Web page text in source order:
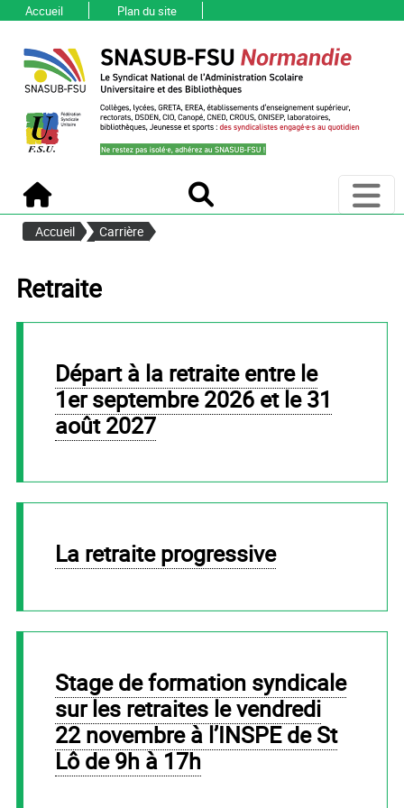
Accueil Plan du site
Accueil Recherche
Accueil Carrière
Retraite
Départ à la retraite entre le
1er septembre 2026 et le 31
août 2027
La retraite progressive
stage de formation syndicale
sur les retraites le vendredi
22 novembre à l’INSPE de St
Lô de 9h à 17h